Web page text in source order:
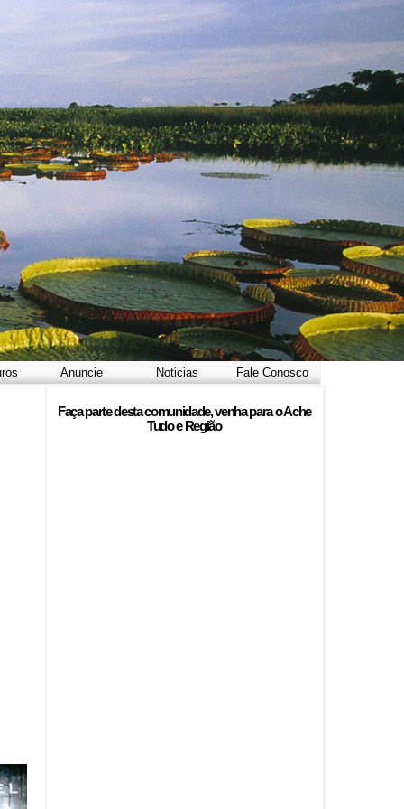
Anuncie Noticias Fale Conosco
Faça parte desta comunidade, venha para oAche
Tudo e Região